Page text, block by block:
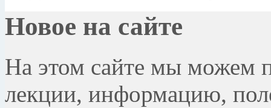
Новое на сайте
На этом сайте мы можем
лекции, информацию,